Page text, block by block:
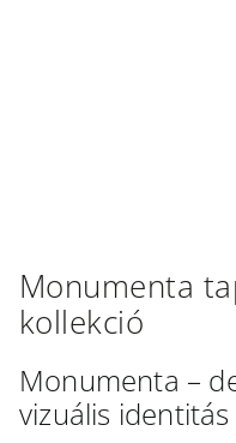
Monumenta
kollekció
Monumenta –
vizuális identitás